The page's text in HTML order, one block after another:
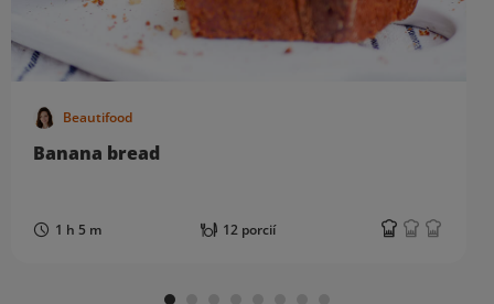
Beautifood
Banana bread
1 h 5 m 12 porcií